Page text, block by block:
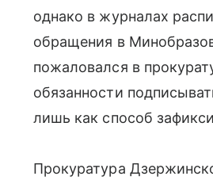
однако в журналах
обращения в
пожаловался в
обязанности
лишь как способ
Прокуратура